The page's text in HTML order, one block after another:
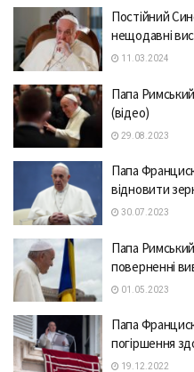
Постійний
нещодавні
11.03.2024
Пaпa
(відео)
29.08.2023
Пaпa Фрaнциск
відновити
30.07.2023
Папа
поверненні
01.05.2023
Папа
погіршення
19.12.2022